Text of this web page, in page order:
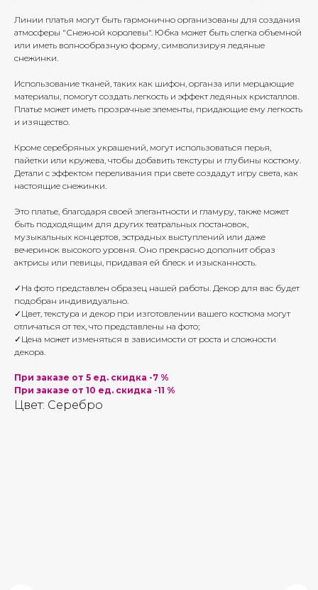
Линии платья могут быть гармонично организованы для создания
атмосферы "Снежной королевы". Юбка может быть слегка объемной
или иметь волнообразную форму, символизируя ледяные
снежинки.
Использование тканей, таких как шифон, органза или мерцающие
материалы, помогут создать легкость и эффект ледяных кристаллов.
Платье может иметь прозрачные элементы, придающие ему легкость
и изящество.
Кроме серебряных украшений, могут использоваться перья,
пайетки или кружева, чтобы добавить текстуры и глубины костюму.
Детали с эффектом переливания при свете создадут игру света, как
настоящие снежинки.
Это платье, благодаря своей элегантности и гламуру, также может
быть подходящим для других театральных постановок,
музыкальных концертов, эстрадных выступлений или даже
вечеринок высокого уровня. Оно прекрасно дополнит образ
актрисы или певицы, придавая ей блеск и изысканность.
✓На фото представлен образец нашей работы. Декор для вас будет
подобран индивидуально.
✓Цвет, текстура и декор при изготовлении вашего костюма могут
отличаться от тех, что представлены на фото;
✓Цена может изменяться в зависимости от роста и сложности
декора.
При заказе от 5 ед. скидка -7 %
При заказе от 10 ед. скидка -11 %
Цвет: Серебро